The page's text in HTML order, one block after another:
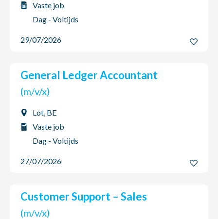
Vaste job
Dag - Voltijds
29/07/2026
General Ledger Accountant
(m/v/x)
Lot, BE
Vaste job
Dag - Voltijds
27/07/2026
Customer Support – Sales
(m/v/x)